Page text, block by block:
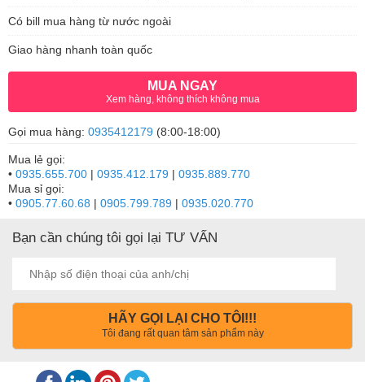
Có bill mua hàng từ nước ngoài
Giao hàng nhanh toàn quốc
MUA NGAY
Xem hàng, không thích không mua
Gọi mua hàng: 0935412179 (8:00-18:00)
Mua lẻ gọi:
• 0935.655.700 | 0935.412.179 | 0935.889.770
Mua sỉ gọi:
• 0905.77.60.68 | 0905.799.789 | 0935.020.770
Bạn cần chúng tôi gọi lại TƯ VẤN
HÃY GỌI LẠI CHO TÔI!!!
Tôi đang rất quan tâm sản phẩm này